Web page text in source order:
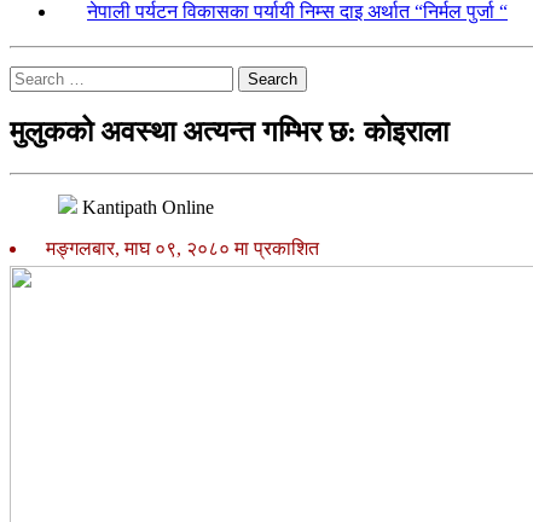
नेपाली पर्यटन विकासका पर्यायी निम्स दाइ अर्थात “निर्मल पुर्जा “
Search
मुलुकको अवस्था अत्यन्त गम्भिर छ: कोइराला
Kantipath Online
मङ्गलबार, माघ ०९, २०८० मा प्रकाशित